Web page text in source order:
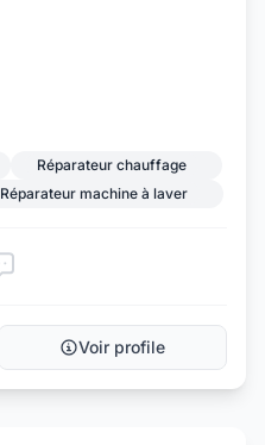
Réparateur chauffage
Réparateur machine à laver
Voir profile